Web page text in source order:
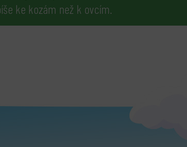
ke kozám než k ovcím.